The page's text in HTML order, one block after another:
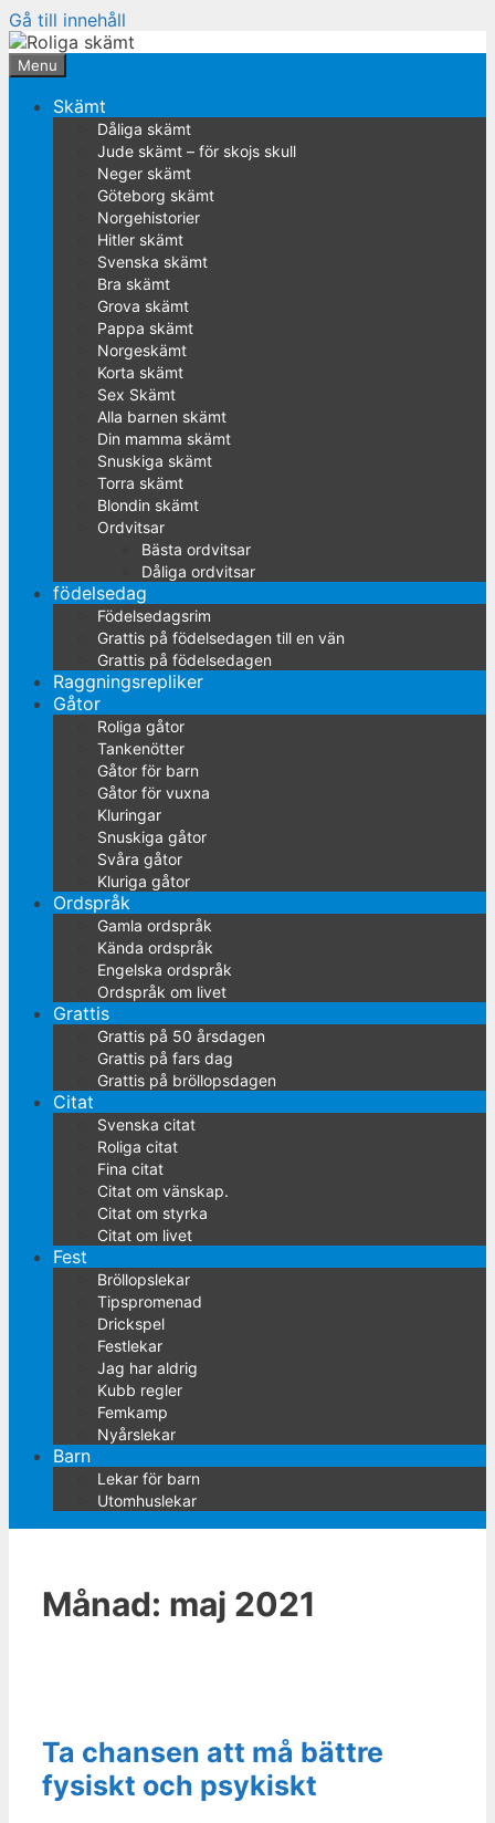
Gå till innehåll
Menu
Skämt
Dåliga skämt
Jude skämt – för skojs skull
Neger skämt
Göteborg skämt
Norgehistorier
Hitler skämt
Svenska skämt
Bra skämt
Grova skämt
Pappa skämt
Norgeskämt
Korta skämt
Sex Skämt
Alla barnen skämt
Din mamma skämt
Snuskiga skämt
Torra skämt
Blondin skämt
Ordvitsar
Bästa ordvitsar
Dåliga ordvitsar
födelsedag
Födelsedagsrim
Grattis på födelsedagen till en vän
Grattis på födelsedagen
Raggningsrepliker
Gåtor
Roliga gåtor
Tankenötter
Gåtor för barn
Gåtor för vuxna
Kluringar
Snuskiga gåtor
Svåra gåtor
Kluriga gåtor
Ordspråk
Gamla ordspråk
Kända ordspråk
Engelska ordspråk
Ordspråk om livet
Grattis
Grattis på 50 årsdagen
Grattis på fars dag
Grattis på bröllopsdagen
Citat
Svenska citat
Roliga citat
Fina citat
Citat om vänskap.
Citat om styrka
Citat om livet
Fest
Bröllopslekar
Tipspromenad
Drickspel
Festlekar
Jag har aldrig
Kubb regler
Femkamp
Nyårslekar
Barn
Lekar för barn
Utomhuslekar
Månad: maj 2021
Ta chansen att må bättre
fysiskt och psykiskt